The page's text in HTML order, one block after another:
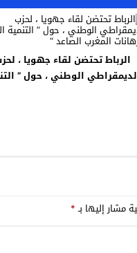
الرباط تحتضن لقاء جهويا ،
الوطني ، حول ”
مشار إليها بـ*